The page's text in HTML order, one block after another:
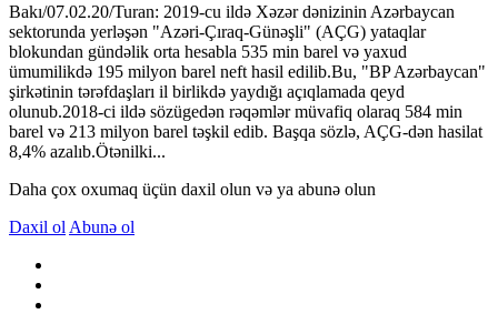
Bakı/07.02.20/Turan: 2019-cu ildə Xəzər dənizinin Azərbaycan
sektorunda yerləşən "Azəri-Çıraq-Günəşli" (AÇG) yataqlar
blokundan gündəlik orta hesabla 535 min barel və yaxud
ümumilikdə 195 milyon barel neft hasil edilib.Bu, "BP Azərbaycan"
şirkətinin tərəfdaşları il birlikdə yaydığı açıqlamada qeyd
olunub.2018-ci ildə sözügedən rəqəmlər müvafiq olaraq 584 min
barel və 213 milyon barel təşkil edib. Başqa sözlə, AÇG-dən hasilat
8,4% azalıb.Ötənilki...
Daha çox oxumaq üçün daxil olun və ya abunə olun
Daxil ol Abunə ol